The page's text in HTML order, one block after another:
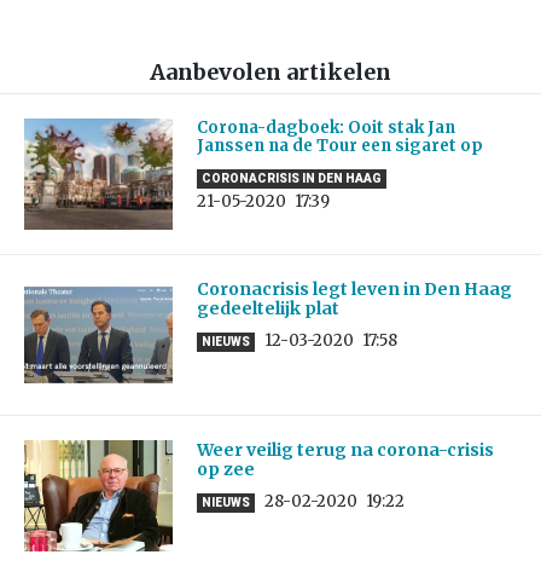
Aanbevolen artikelen
Corona-dagboek: Ooit stak Jan
Janssen na de Tour een sigaret op
CORONACRISIS IN DEN HAAG
21-05-2020 17:39
Coronacrisis legt leven in Den Haag
gedeeltelijk plat
NIEUWS 12-03-2020 17:58
Weer veilig terug na corona-crisis
op zee
NIEUWS 28-02-2020 19:22